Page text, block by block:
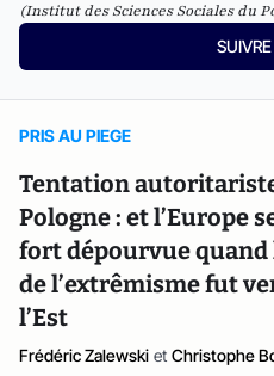
(Institut des Sciences Sociales du
SUIVRE
PRIS AU PIEGE
Tentation
Pologne : et l’Europe
fort dépourvue quand
de l’extrêmisme fut
l’Est
Frédéric Zalewski et Christophe